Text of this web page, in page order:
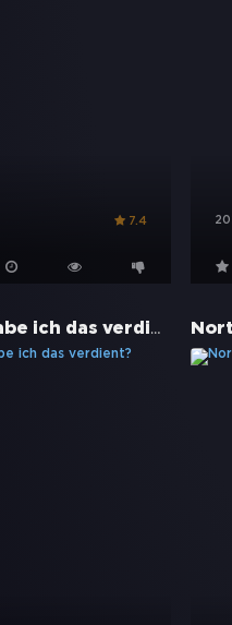
7.4
Womit habe ich das verdient?